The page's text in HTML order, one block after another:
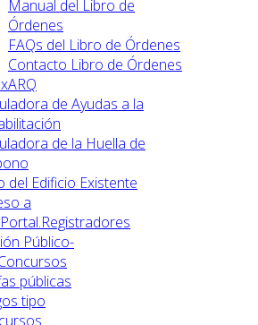
Manual del Libro de
Órdenes
FAQs del Libro de Órdenes
Contacto Libro de Órdenes
de Ayudas a la
de la Huella de
del Edificio Existente
a
Público-
públicas
tipo